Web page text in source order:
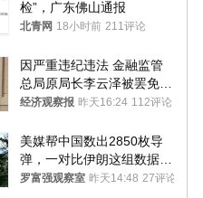
检”，广东佛山通报
北青网 18小时前 211评论
因严重违纪违法 金融监管
总局原局长李云泽被罢免全
国人大代表
经济观察报 昨天16:24 112评论
美媒帮中国数出2850枚导
弹，一对比伊朗这组数据，
发现出大事了
罗富强观察室 昨天14:48 27评论